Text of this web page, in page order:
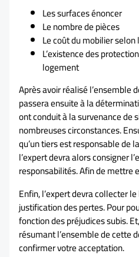
Les surfaces énoncer
Le nombre de pièces
Le coût du mobilier
L’existence des
logement
Après avoir réalisé l’ensemble
passera ensuite à la
ont conduit à la survenance de
nombreuses circonstances.
qu’un tiers est responsable de
l’expert devra alors consigner
responsabilités. Afin de mettre
Enfin, l’expert devra collecter
justification des pertes. Pour
fonction des préjudices subis.
résumant l’ensemble de cette
confirmer votre acceptation.